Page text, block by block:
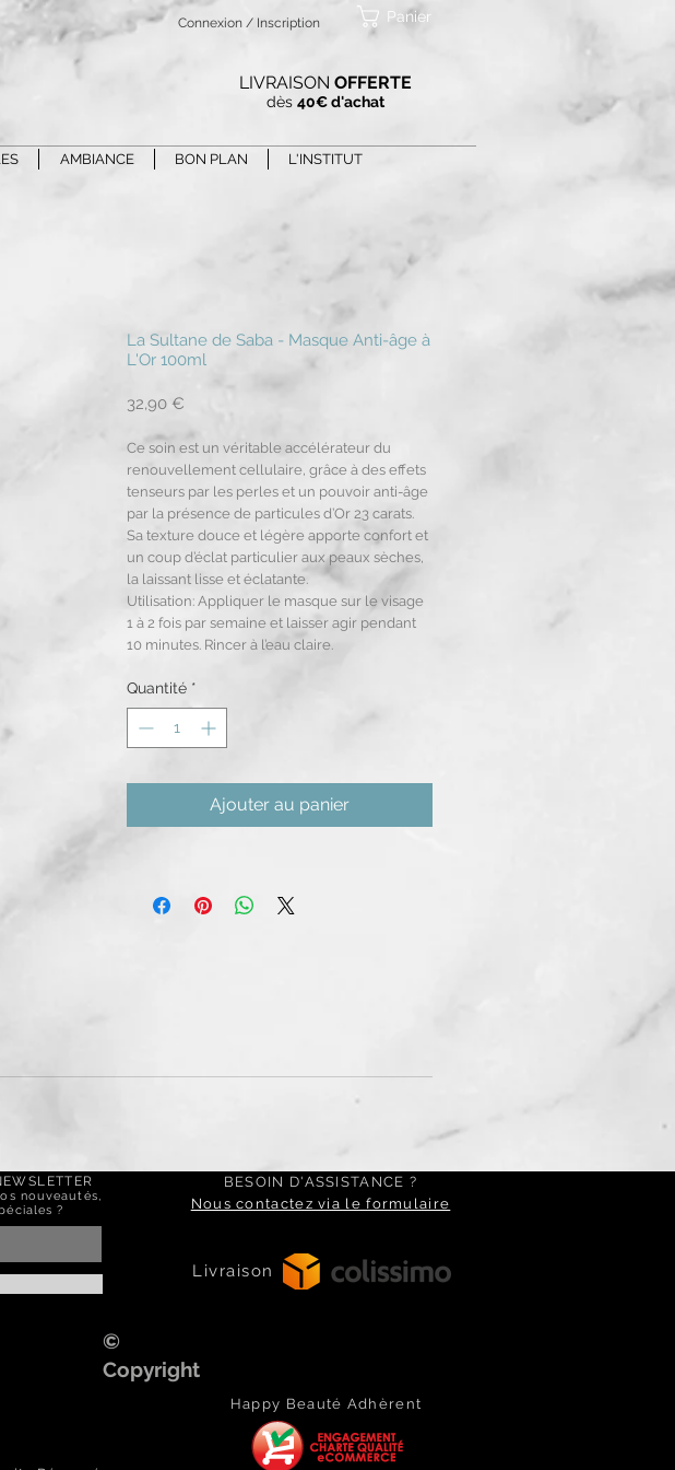
Connexion / Inscription Panier
LIVRAISON OFFERTE
dès 40€ d'achat
AMBIANCE BON PLAN L'INSTITUT
La Sultane de Saba - Masque Anti-âge à
L'Or 100ml
32,90 €
Ce soin est un véritable accélérateur du
renouvellement cellulaire, grâce à des effets
tenseurs par les perles et un pouvoir anti-âge
par la présence de particules d’Or 23 carats.
Sa texture douce et légère apporte confort et
un coup d’éclat particulier aux peaux sèches,
la laissant lisse et éclatante.
Utilisation: Appliquer le masque sur le visage
1 à 2 fois par semaine et laisser agir pendant
10 minutes. Rincer à l’eau claire.
Quantité *
Ajouter au panier
nouveautés,
?
BESOIN D'ASSISTANCE ?
Nous contactez via le formulaire
Livraison
Happy Beauté Adhèrent
©
Copyright